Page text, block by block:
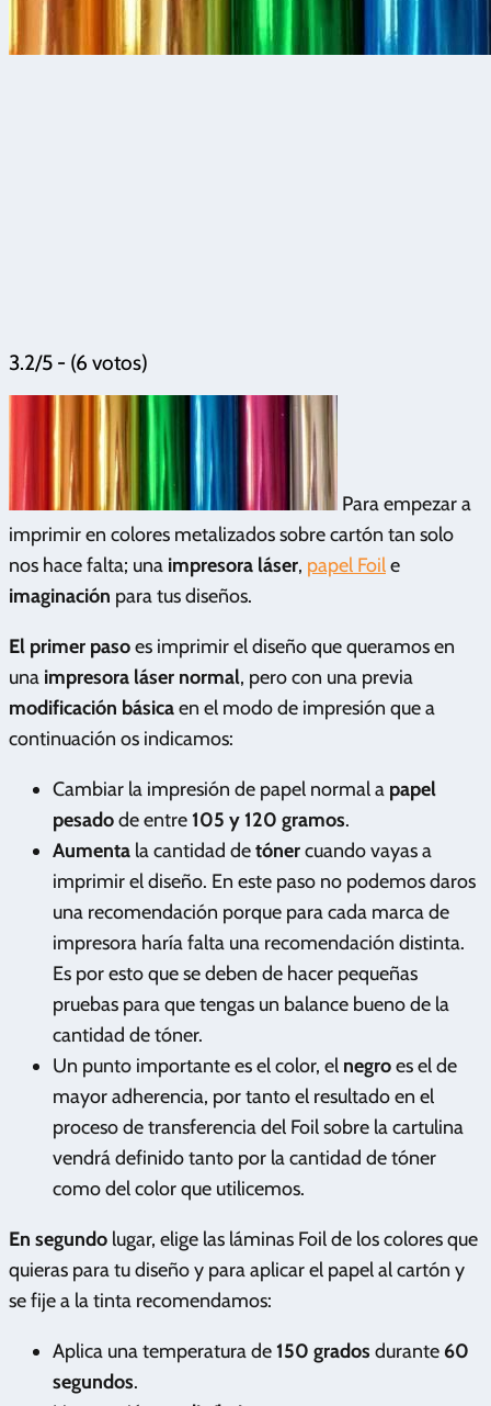
3.2/5 - (6 votos)
Para empezar a
imprimir en colores metalizados sobre cartón tan solo
nos hace falta; una impresora láser, papel Foile
imaginación para tus diseños.
El primer pasoes imprimir el diseño que queramos en
una impresora láser normal, pero con una previa
modificación básicaen el modo de impresión que a
continuación os indicamos:
Cambiar la impresión de papel normal a papel
pesadode entre105 y 120 gramos.
Aumenta la cantidad detónercuando vayas a
imprimir el diseño. En este paso no podemos daros
una recomendación porque para cada marca de
impresora haría falta una recomendación distinta.
Es por esto que se deben de hacer pequeñas
pruebas para que tengas un balance bueno de la
cantidad de tóner.
Un punto importante es el color, el negroes el de
mayor adherencia, por tanto el resultado en el
proceso de transferencia del Foil sobre la cartulina
vendrá definido tanto por la cantidad de tóner
como del color que utilicemos.
En segundo lugar, elige las láminas Foil de los colores que
quieras para tu diseño y para aplicar el papel al cartón y
se fije a la tinta recomendamos:
Aplica una temperatura de150 grados durante60
segundos.